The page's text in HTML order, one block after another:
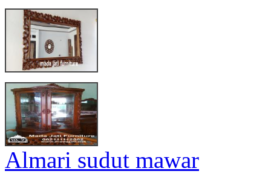
Almari sudut mawar